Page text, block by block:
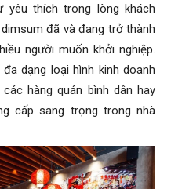
thích trong lòng khách
đã và đang trở thành
người muốn khởi nghiệp.
dạng loại hình kinh doanh
hàng quán bình dân hay
cấp sang trọng trong nhà